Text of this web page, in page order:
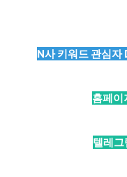
N사 키워드 관심
홈페이
텔레그